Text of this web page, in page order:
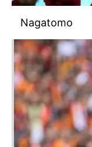
Nagatomo